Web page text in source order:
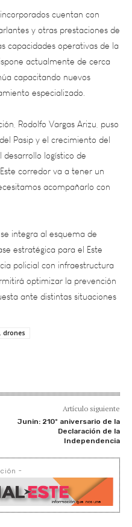
operativas de la
actualmente de cerca
capacitando nuevos
especializado.
Vargas Arizu, puso
Pasip y el crecimiento del
logístico de
corredor va a tener un
acompañarlo con
al esquema depara el Este
con infraestructura
optimizar la prevención
ante distintas situaciones
drones
Artículo siguiente
Junin: 210º aniversario de la
Declaración de la
Independencia
-